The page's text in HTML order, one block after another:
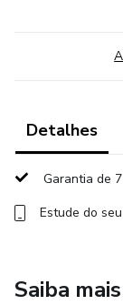
💰 Páginas de
📱 30 ideias de
🚀 Sequência de
⚙️ Revisão de
Detalhes
Garantia de
Estude do
Saiba